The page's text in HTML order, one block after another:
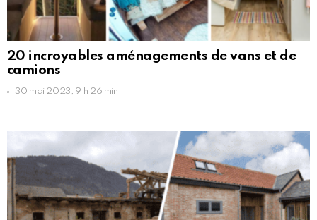
20 incroyables aménagements de vans et de
camions
30 mai 2023, 9 h 26 min